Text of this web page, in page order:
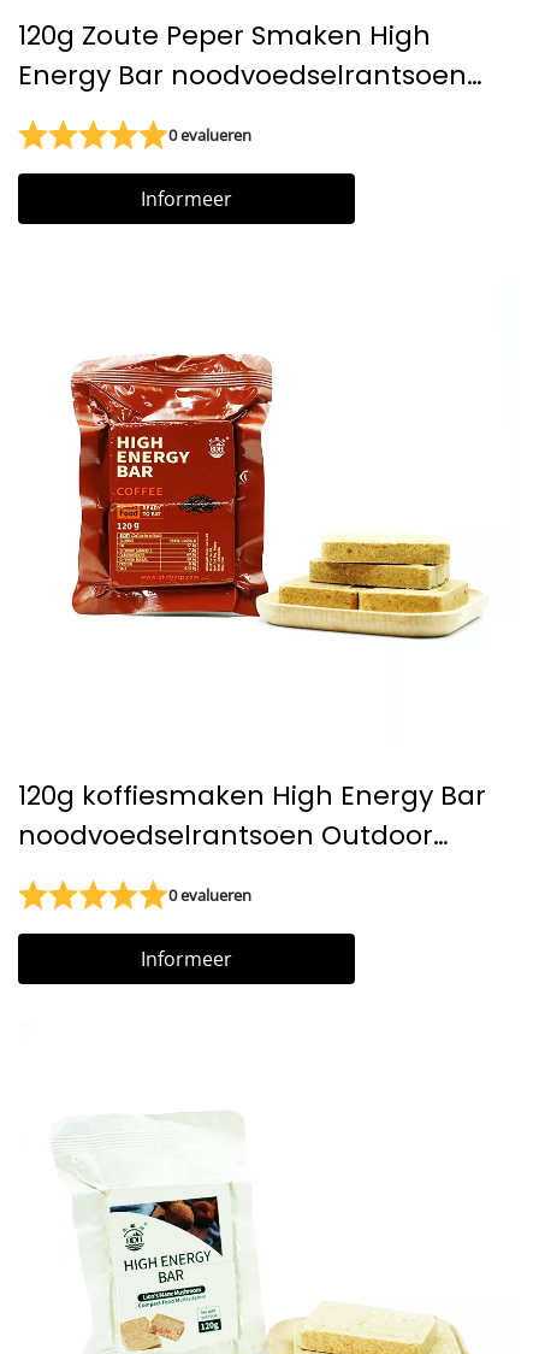
120g Zoute Peper Smaken High
Energy Bar noodvoedselrantsoen
mre koekjes Overlevingsrantsoen
0 evalueren
Informeer
120g koffiesmaken High Energy Bar
noodvoedselrantsoen Outdoor
overlevingsvoedselrantsoenen
Noodvoedsel voor op de camping
0 evalueren
Informeer